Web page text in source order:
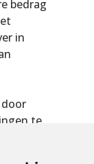
bedrag
in
te